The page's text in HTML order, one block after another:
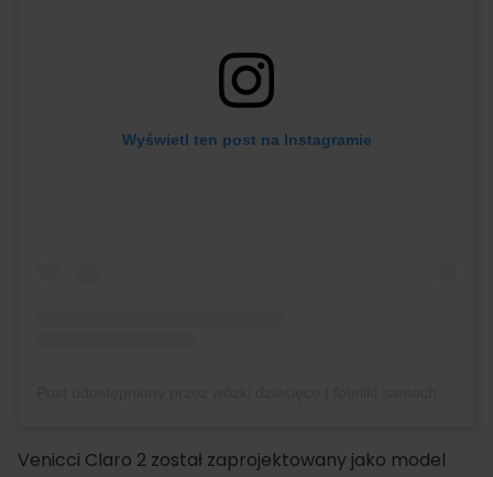
Wyświetl ten post na Instagramie
Venicci Claro 2 został zaprojektowany jako model